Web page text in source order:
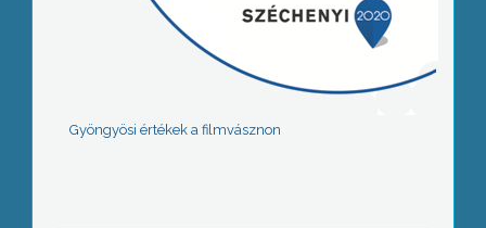
Gyöngyösi értékek a filmvásznon